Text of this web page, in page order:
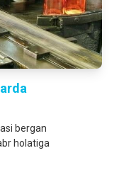
bergan
holatiga